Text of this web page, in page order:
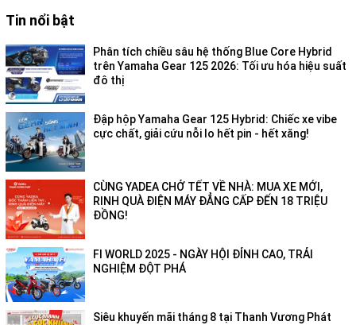
Tin nổi bật
Phân tích chiều sâu hệ thống Blue Core Hybrid
trên Yamaha Gear 125 2026: Tối ưu hóa hiệu suất
đô thị
Đập hộp Yamaha Gear 125 Hybrid: Chiếc xe vibe
cực chất, giải cứu nỗi lo hết pin - hết xăng!
CÙNG YADEA CHỞ TẾT VỀ NHÀ: MUA XE MỚI,
RINH QUÀ ĐIỆN MÁY ĐẲNG CẤP ĐẾN 18 TRIỆU
ĐỒNG!
FI WORLD 2025 - NGÀY HỘI ĐỈNH CAO, TRẢI
NGHIỆM ĐỘT PHÁ
Siêu khuyến mãi tháng 8 tại Thanh Vương Phát